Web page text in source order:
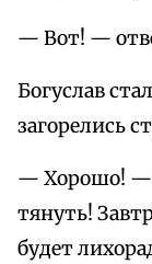
— Вот! —
Богуслав
загорелись
— Хорошо! —
тянуть!
будет